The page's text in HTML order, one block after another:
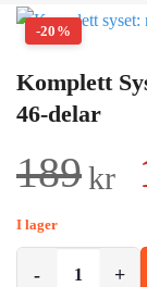
-20%
Komplett
46-delar
189kr
I lager